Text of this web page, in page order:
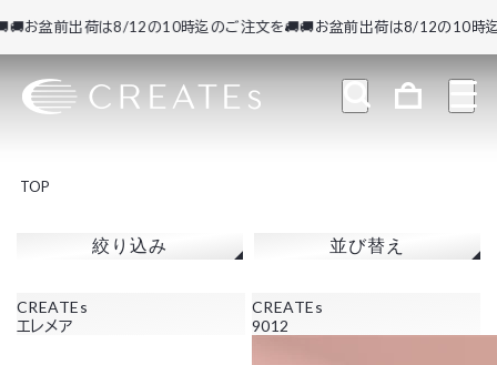
盆前出荷は8/12の10時迄のご注文を🚚🚚お盆前出荷は8/12の10時迄の
TOP
絞り込み 並び替え
CREATEs
エレメア
CREATEs
9012